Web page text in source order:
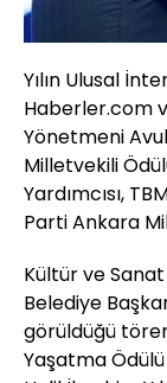
Yılın Ulusal
Haberler.com
Yönetmeni
Milletvekili
Yardımcısı,
Parti Ankara
Kültür ve
Belediye
görüldüğü
Yaşatma